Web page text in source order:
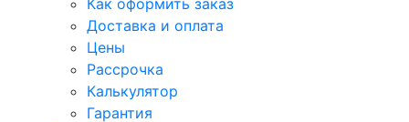
Доставка и оплата
Цены
Рассрочка
Калькулятор
Гарантия